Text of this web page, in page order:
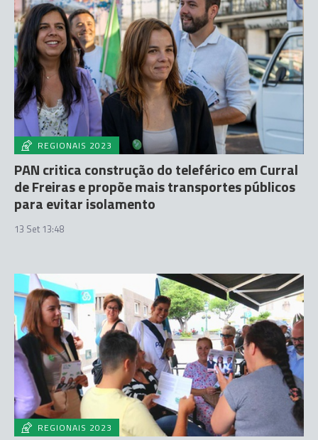
REGIONAIS 2023
PAN critica construção do teleférico em Curral
de Freiras e propõe mais transportes públicos
para evitar isolamento
13 Set 13:48
REGIONAIS 2023